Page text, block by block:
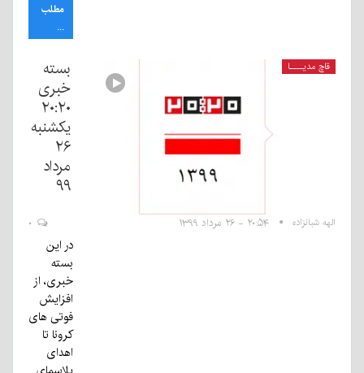
مطلب
...
قاچ مدیــــا
بسته
خبری
۲۰:۲۰
یکشنبه
۲۶
مرداد
۹۹
الهه شبانزاده ۲۰:۵۴ - ۲۶ مرداد ۱۳۹۹
در این
بسته
خبری، از
افزایش
فوتی های
کرونا تا
اهدای